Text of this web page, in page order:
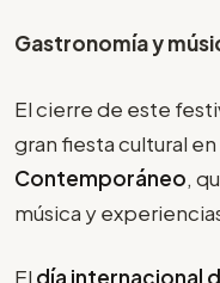
Gastronomía y
El cierre de este
gran fiesta cultural en
Contemporáneo,
música y
El día internacional